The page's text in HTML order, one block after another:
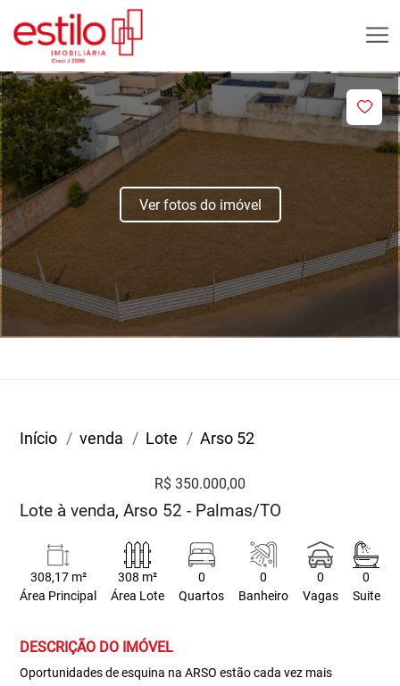
Ver fotos do imóvel
Início venda Lote Arso 52
R$ 350.000,00
Lote à venda, Arso 52 - Palmas/TO
308,17 m²
Área Principal
308 m²
Área Lote
0
Quartos
0
Banheiro
0
Vagas
0
Suite
DESCRIÇÃO DO IMÓVEL
Oportunidades de esquina na ARSO estão cada vez mais